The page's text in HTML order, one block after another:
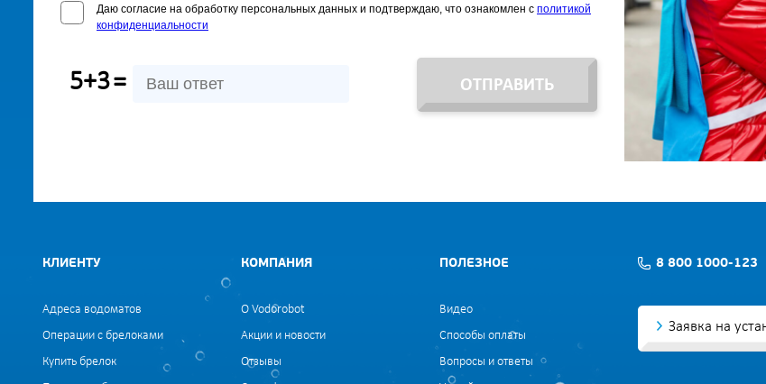
Даю согласие на обработку персональных данных и подтверждаю, что ознакомлен с политикой
конфиденциальности
5+3= ОТПРАВИТЬ
КЛИЕНТУ
Адреса водоматов
Операции с брелоками
Купить брелок
КОМПАНИЯ
О Vodorobot
Акции и новости
Отзывы
ПОЛЕЗНОЕ
Видео
Способы оплаты
Вопросы и ответы
8 800 1000-123
Заявка на